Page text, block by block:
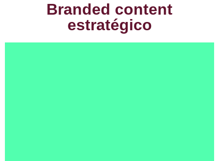
Branded content
estratégico